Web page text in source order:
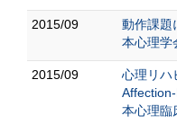
2015/09
動作課題
本心理学
2015/09
心理リハ
本心理臨